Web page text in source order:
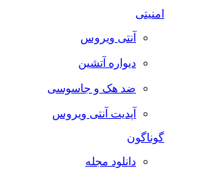
امنیتی
آنتی ویروس
دیواره آتشین
ضد هک و جاسوسی
آپدیت آنتی ویروس
گوناگون
دانلود مجله